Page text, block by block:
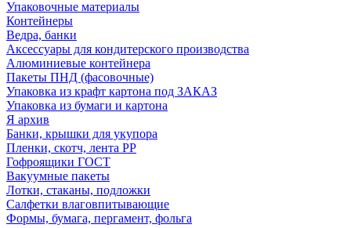
Упаковочные материалы
Контейнеры
Ведра, банки
Аксессуары для кондитерского производства
Алюминиевые контейнера
Пакеты ПНД (фасовочные)
Упаковка из крафт картона под ЗАКАЗ
Упаковка из бумаги и картона
Я архив
Банки, крышки для укупора
Пленки, скотч, лента РР
Гофроящики ГОСТ
Вакуумные пакеты
Лотки, стаканы, подложки
Салфетки влаговпитывающие
Формы, бумага, пергамент, фольга